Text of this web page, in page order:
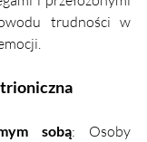
trudności w
sobą: Osoby